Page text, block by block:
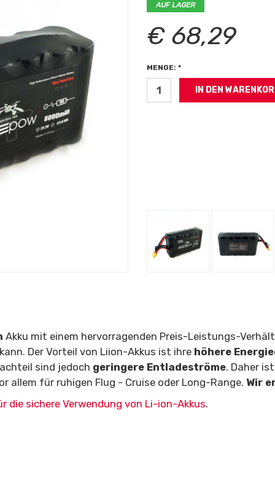
AUF LAGER
€ 68,29
MENGE: *
Akku mit einem hervorragenden Preis-Leistungs-
Der Vorteil von Liion-Akkus ist ihre höhere
sind jedoch geringere Entladeströme. Daher
allem für ruhigen Flug - Cruise oder Long-Range. Wir
die sichere Verwendung von Li-ion-Akkus.